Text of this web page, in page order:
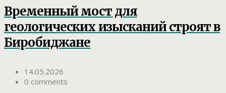
Временный мост для
геологических изысканий строят в
Биробиджане
14.05.2026
0 comments